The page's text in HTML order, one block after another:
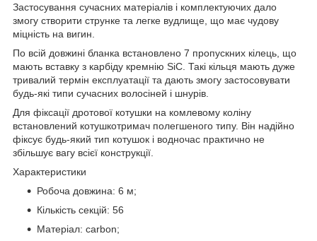
Застосування сучасних матеріалів і комплектуючих дало
змогу створити струнке та легке вудлище, що має чудову
міцність на вигин.
По всій довжині бланка встановлено 7 пропускних кілець, що
мають вставку з карбіду кремнію SiC. Такі кільця мають дуже
тривалий термін експлуатації та дають змогу застосовувати
будь-які типи сучасних волосіней і шнурів.
Для фіксації дротової котушки на комлевому коліну
встановлений котушкотримач полегшеного типу. Він надійно
фіксує будь-який тип котушок і водночас практично не
збільшує вагу всієї конструкції.
Характеристики
Робоча довжина: 6 м;
Кількість секцій: 56
Матеріал: carbon;